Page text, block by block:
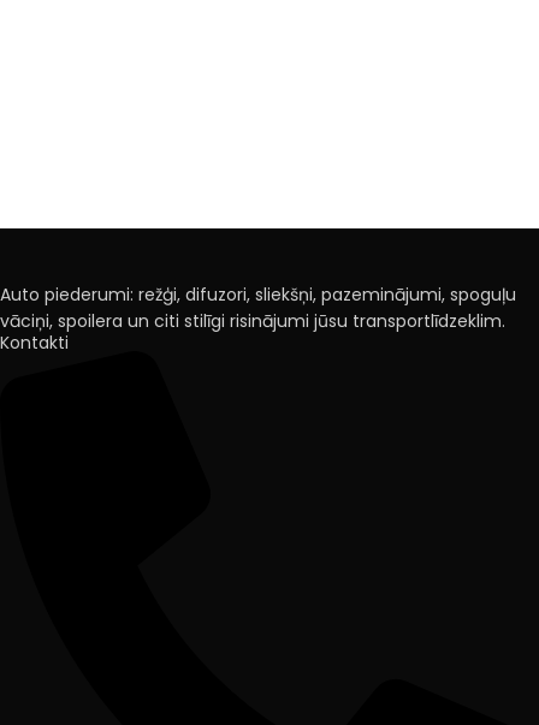
Auto piederumi: režģi, difuzori, sliekšņi, pazeminājumi, spoguļu
vāciņi, spoilera un citi stilīgi risinājumi jūsu transportlīdzeklim.
Kontakti